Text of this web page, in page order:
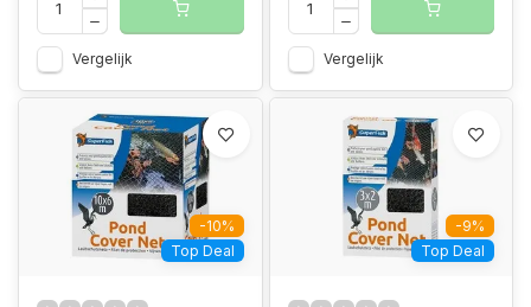
Vergelijk Vergelijk
-10%
Top Deal
-9%
Top Deal